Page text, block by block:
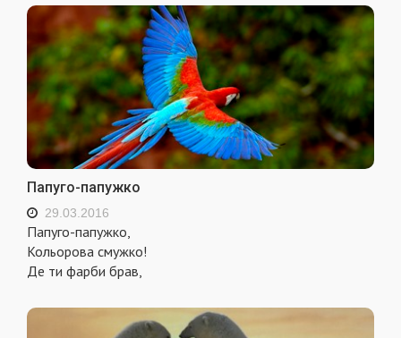
Папуго-папужко
29.03.2016
Папуго-папужко,
Кольорова смужко!
Де ти фарби брав,